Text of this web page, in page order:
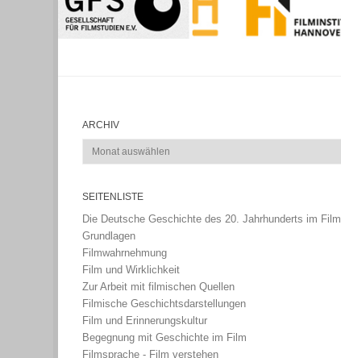
ARCHIV
Archiv
SEITENLISTE
Die Deutsche Geschichte des 20. Jahrhunderts im Film
Grundlagen
Filmwahrnehmung
Film und Wirklichkeit
Zur Arbeit mit filmischen Quellen
Filmische Geschichtsdarstellungen
Film und Erinnerungskultur
Begegnung mit Geschichte im Film
Filmsprache - Film verstehen